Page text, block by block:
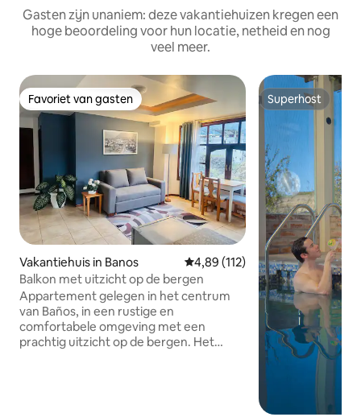
Gasten zijn unaniem: deze vakantiehuizen kregen een
hoge beoordeling voor hun locatie, netheid en nog
veel meer.
Favoriet van gasten
Favoriet van gasten
Vakantiehuis in Banos Gemiddelde beoordeling van
4,89 (112)
Balkon met uitzicht op de bergen
Appartement gelegen in het centrum
van Baños, in een rustige en
comfortabele omgeving met een
prachtig uitzicht op de bergen. Het
Superhost
Superhost